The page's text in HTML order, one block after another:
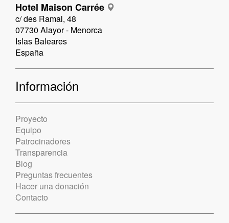
Hotel Maison Carrée
c/ des Ramal, 48
07730 Alayor - Menorca
Islas Baleares
España
Información
Proyecto
Equipo
Patrocinadores
Transparencia
Blog
Preguntas frecuentes
Hacer una donación
Contacto